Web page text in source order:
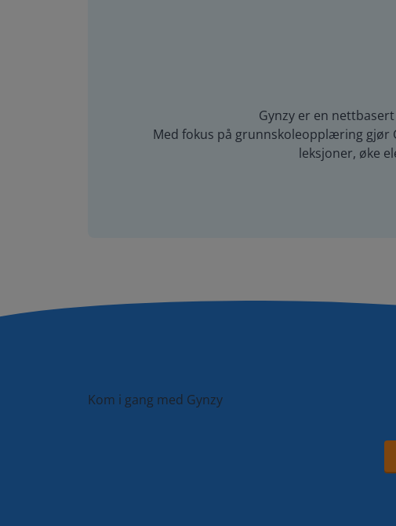
Gynzy er en
Med fokus på grunnskoleopplæring gjør
leksjoner, øke
Kom i gang med Gynzy